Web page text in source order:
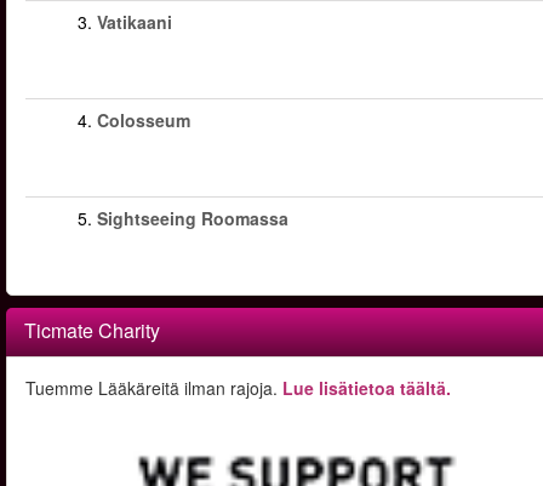
3. Vatikaani
4. Colosseum
5. Sightseeing Roomassa
Ticmate Charity
Tuemme Lääkäreitä ilman rajoja. Lue lisätietoa täältä.